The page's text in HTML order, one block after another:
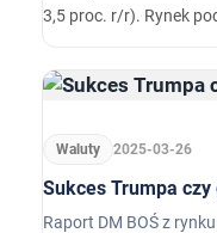
3,5 proc. r/r). Rynek
na posiedzeniu 8 maja
wyraźnie przekraczają
Waluty 2025-03-26
Sukces Trumpa czy
Raport DM BOŚ z